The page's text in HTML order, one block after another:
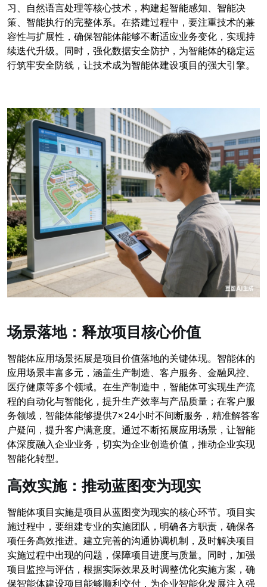
习、自然语言处理等核心技术，构建起智能感知、智能决
策、智能执行的完整体系。在搭建过程中，要注重技术的兼
容性与扩展性，确保智能体能够不断适应业务变化，实现持
续迭代升级。同时，强化数据安全防护，为智能体的稳定运
行筑牢安全防线，让技术成为智能体建设项目的强大引擎。
场景落地：释放项目核心价值
智能体应用场景拓展是项目价值落地的关键体现。智能体的
应用场景丰富多元，涵盖生产制造、客户服务、金融风控、
医疗健康等多个领域。在生产制造中，智能体可实现生产流
程的自动化与智能化，提升生产效率与产品质量；在客户服
务领域，智能体能够提供7×24小时不间断服务，精准解答客
户疑问，提升客户满意度。通过不断拓展应用场景，让智能
体深度融入企业业务，切实为企业创造价值，推动企业实现
智能化转型。
高效实施：推动蓝图变为现实
智能体项目实施是项目从蓝图变为现实的核心环节。项目实
施过程中，要组建专业的实施团队，明确各方职责，确保各
项任务高效推进。建立完善的沟通协调机制，及时解决项目
实施过程中出现的问题，保障项目进度与质量。同时，加强
项目监控与评估，根据实际效果及时调整优化实施方案，确
保智能体建设项目能够顺利交付，为企业智能化发展注入强